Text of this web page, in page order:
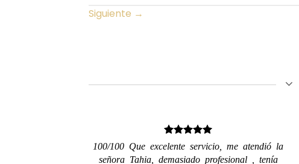
Siguiente →
100/100 Que excelente servicio, me atendió la
señora Tahia, demasiado profesional , tenía